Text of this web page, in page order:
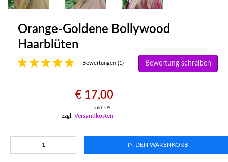
Orange-Goldene Bollywood
Haarblüten
Bewertungen (1) Bewertung schreiben
€ 17,00
inkl. USt.
zzgl. Versandkosten
IN DEN WARENKORB